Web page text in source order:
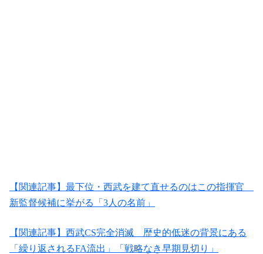
【関連記事】最下位・西武を建て直せるのはこの指揮官
新監督候補に挙がる「3人の名前」
【関連記事】西武CS完全消滅 歴史的低迷の背景にある
「繰り返されるFA流出」「戦略なき早期見切り」